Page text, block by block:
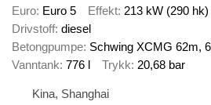
Euro Euro 5 Effekt 213 kW (290 hk)
Drivstoff diesel
Betongpumpe Schwing XCMG 62m,
Vanntank 776 l Trykk 20,68 bar
Kina, Shanghai